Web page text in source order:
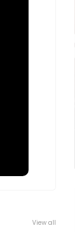
View all